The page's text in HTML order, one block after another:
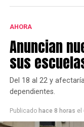
que en el interior
AHORA
Anuncian
sus
Del 18 al 22 y
dependientes.
Publicado hace 8 horas el